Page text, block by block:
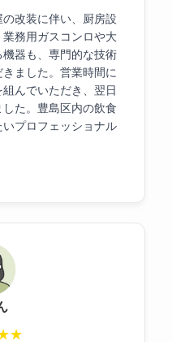
の改装に伴い、厨房設
務用ガスコンロや大
器も、専門的な技術
ました。営業時間に
んでいただき、翌日
た。豊島区内の飲食
プロフェッショナル
★